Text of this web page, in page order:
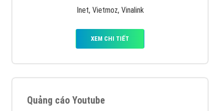
Inet, Vietmoz, Vinalink
XEM CHI TIẾT
Quảng cáo Youtube